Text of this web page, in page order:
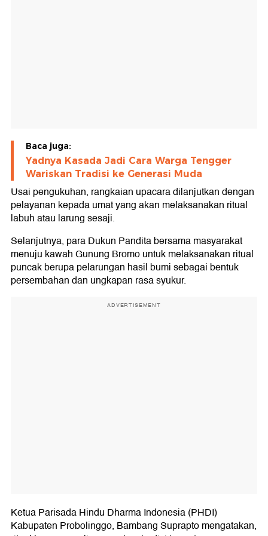
Baca juga:
Yadnya Kasada Jadi Cara Warga Tengger
Wariskan Tradisi ke Generasi Muda
Usai pengukuhan, rangkaian upacara dilanjutkan dengan
pelayanan kepada umat yang akan melaksanakan ritual
labuh atau larung sesaji.
Selanjutnya, para Dukun Pandita bersama masyarakat
menuju kawah Gunung Bromo untuk melaksanakan ritual
puncak berupa pelarungan hasil bumi sebagai bentuk
persembahan dan ungkapan rasa syukur.
ADVERTISEMENT
Ketua Parisada Hindu Dharma Indonesia (PHDI)
Kabupaten Probolinggo, Bambang Suprapto mengatakan,